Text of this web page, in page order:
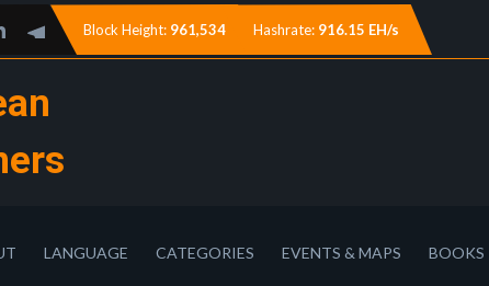
Block Height: 961,534 Hashrate: 916.15 EH/s
LANGUAGE CATEGORIES EVENTS & MAPS BOOKS